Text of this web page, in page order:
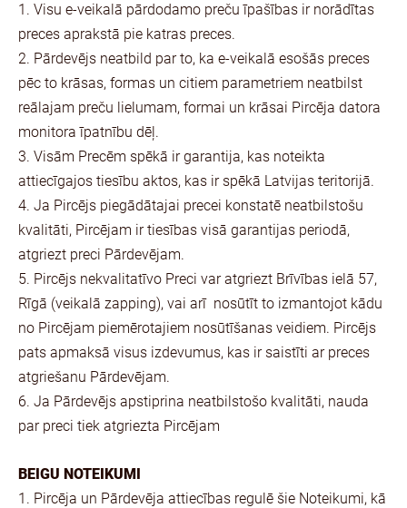
1. Visu e-veikalā pārdodamo preču īpašības ir norādītas
preces aprakstā pie katras preces.
2. Pārdevējs neatbild par to, ka e-veikalā esošās preces
pēc to krāsas, formas un citiem parametriem neatbilst
reālajam preču lielumam, formai un krāsai Pircēja datora
monitora īpatnību dēļ.
3. Visām Precēm spēkā ir garantija, kas noteikta
attiecīgajos tiesību aktos, kas ir spēkā Latvijas teritorijā.
4. Ja Pircējs piegādātajai precei konstatē neatbilstošu
kvalitāti, Pircējam ir tiesības visā garantijas periodā,
atgriezt preci Pārdevējam.
5. Pircējs nekvalitatīvo Preci var atgriezt Brīvības ielā 57,
Rīgā (veikalā zapping), vai arī nosūtīt to izmantojot kādu
no Pircējam piemērotajiem nosūtīšanas veidiem. Pircējs
pats apmaksā visus izdevumus, kas ir saistīti ar preces
atgriešanu Pārdevējam.
6. Ja Pārdevējs apstiprina neatbilstošo kvalitāti, nauda
par preci tiek atgriezta Pircējam
BEIGU NOTEIKUMI
1. Pircēja un Pārdevēja attiecības regulē šie Noteikumi, kā